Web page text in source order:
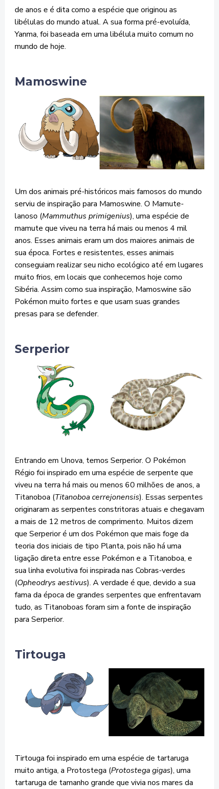
de anos e é dita como a espécie que originou as
libélulas do mundo atual. A sua forma pré-evoluída,
Yanma, foi baseada em uma libélula muito comum no
mundo de hoje.
Mamoswine
Um dos animais pré-históricos mais famosos do mundo
serviu de inspiração para Mamoswine. O Mamute-
lanoso (Mammuthus primigenius), uma espécie de
mamute que viveu na terra há mais ou menos 4 mil
anos. Esses animais eram um dos maiores animais de
sua época. Fortes e resistentes, esses animais
conseguiam realizar seu nicho ecológico até em lugares
muito frios, em locais que conhecemos hoje como
Sibéria. Assim como sua inspiração, Mamoswine são
Pokémon muito fortes e que usam suas grandes
presas para se defender.
Serperior
Entrando em Unova, temos Serperior. O Pokémon
Régio foi inspirado em uma espécie de serpente que
viveu na terra há mais ou menos 60 milhões de anos, a
Titanoboa (Titanoboa cerrejonensis). Essas serpentes
originaram as serpentes constritoras atuais e chegavam
a mais de 12 metros de comprimento. Muitos dizem
que Serperior é um dos Pokémon que mais foge da
teoria dos iniciais de tipo Planta, pois não há uma
ligação direta entre esse Pokémon e a Titanoboa, e
sua linha evolutiva foi inspirada nas Cobras-verdes
(Opheodrys aestivus). A verdade é que, devido a sua
fama da época de grandes serpentes que enfrentavam
tudo, as Titanoboas foram sim a fonte de inspiração
para Serperior.
Tirtouga
Tirtouga foi inspirado em uma espécie de tartaruga
muito antiga, a Protostega (Protostega gigas), uma
tartaruga de tamanho grande que vivia nos mares da